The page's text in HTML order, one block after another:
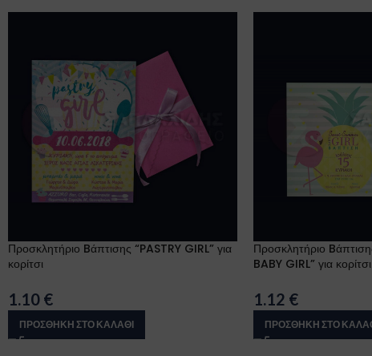
Προσκλητήριο Bάπτισης “PASTRY GIRL” για
κορίτσι
1.10 €
ΠΡΟΣΘΉΚΗ ΣΤΟ ΚΑΛΆΘΙ
Προσκλητήριο
BABY GIRL” για κορίτσι
1.12 €
ΠΡΟΣΘΉΚΗ ΣΤΟ